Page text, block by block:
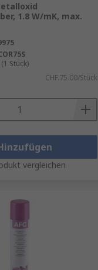
1.8 W/mK, max.
Stück)
CHF.75.00/Stück
vergleichen